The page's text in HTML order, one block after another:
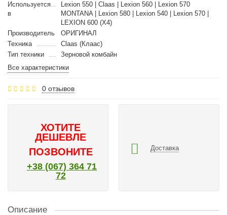
Используется
в
Lexion 550 | Claas | Lexion 560 | Lexion 570
MONTANA | Lexion 580 | Lexion 540 | Lexion 570 |
LEXION 600 (X4)
Производитель
ОРИГИНАЛ
Техника
Claas (Клаас)
Тип техники
Зерновой комбайн
Все характеристики
0 отзывов
ХОТИТЕ
ДЕШЕВЛЕ
ПОЗВОНИТЕ
+38 (067) 364 71
72
Доставка
Описание